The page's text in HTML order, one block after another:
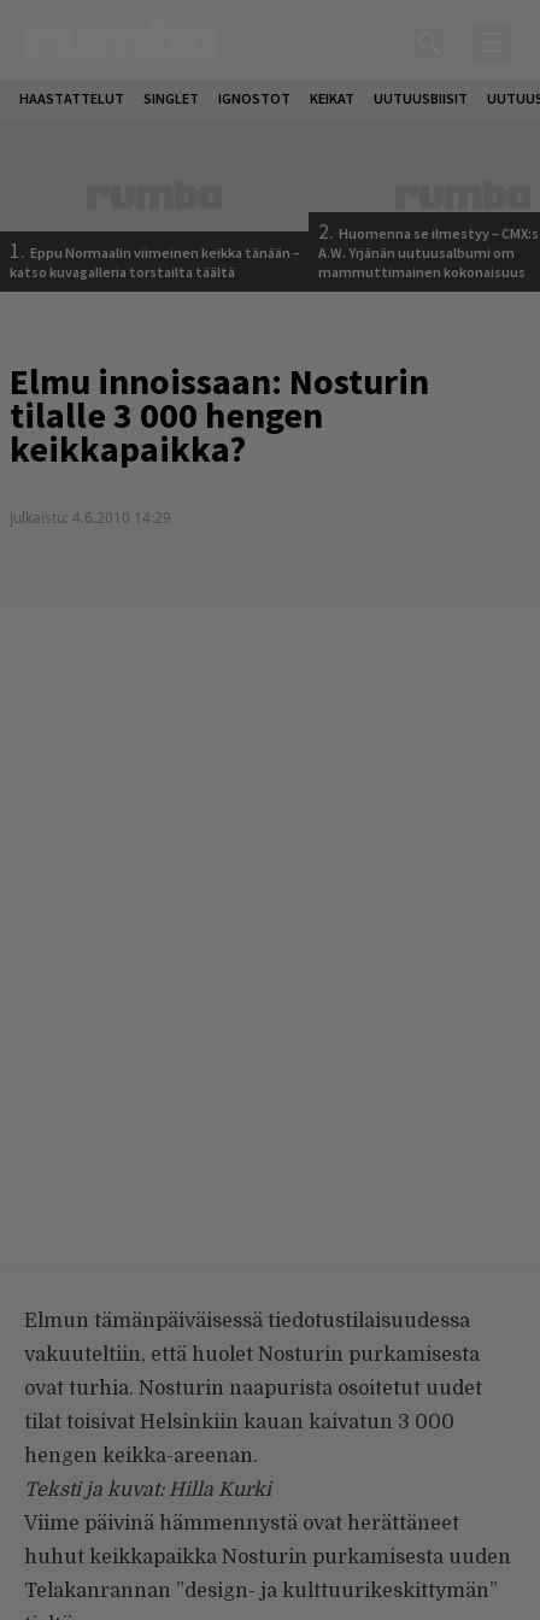
HAASTATTELUT SINGLET IGNOSTOT KEIKAT UUTUUSBIISIT
1. Eppu Normaalin viimeinen keikka tänään –
katso kuvagalleria torstailta täältä
2. Huomenna se ilmestyy –
A.W. Yrjänän uutuusalbumi om
mammuttimainen kokonaisuus
Elmu innoissaan: Nosturin
tilalle 3 000 hengen
keikkapaikka?
Julkaistu: 4.6.2010 14:29
Elmun tämänpäiväisessä tiedotustilaisuudessa
vakuuteltiin, että huolet Nosturin purkamisesta
ovat turhia. Nosturin naapurista osoitetut uudet
tilat toisivat Helsinkiin kauan kaivatun 3 000
hengen keikka-areenan.
Teksti ja kuvat: Hilla Kurki
Viime päivinä hämmennystä ovat herättäneet
huhut keikkapaikka Nosturin purkamisesta uuden
Telakanrannan ”design- ja kulttuurikeskittymän”